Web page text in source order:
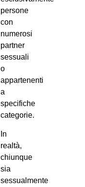
persone
con
numerosi
partner
sessuali
o
appartenenti
a
specifiche
categorie.
In
realtà,
chiunque
sia
sessualmente